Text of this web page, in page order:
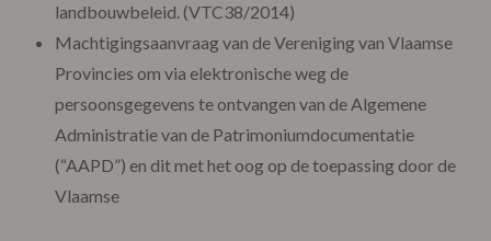
landbouwbeleid. (VTC38/2014)
Machtigingsaanvraag van de Vereniging van Vlaamse
Provincies om via elektronische weg de
persoonsgegevens te ontvangen van de Algemene
Administratie van de Patrimoniumdocumentatie
(“AAPD”) en dit met het oog op de toepassing door de
Vlaamse